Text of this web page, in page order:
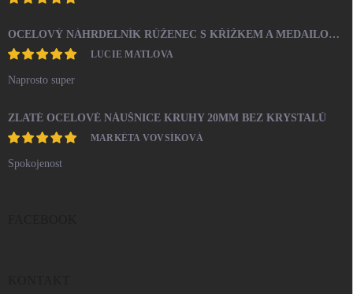
OCELOVÝ NÁHRDELNÍK RŮŽENEC S KŘÍŽKEM A MEDAILONEM
LUCIE MATLOVA
Naprosto super
ZLATÉ OCELOVÉ NÁUŠNICE KRUHY 20MM BEZ KRYSTALŮ
MARKÉTA VOVSÍKOVÁ
Spokojenost